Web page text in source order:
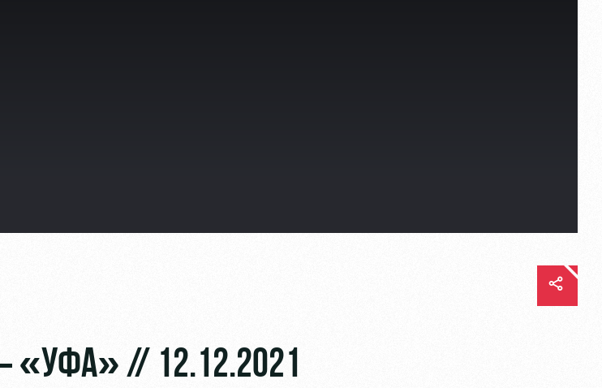
«УФА» // 12.12.2021